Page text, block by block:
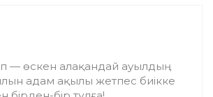
— өскен алақандай ауылдың
адам ақылы жетпес биікке